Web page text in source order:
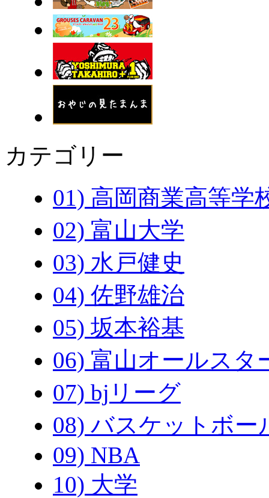
カテゴリー
01) 高岡商業高等学
02) 富山大学
03) 水戸健史
04) 佐野雄治
05) 坂本裕基
06) 富山オールスタ
07) bjリーグ
08) バスケットボー
09) NBA
10) 大学